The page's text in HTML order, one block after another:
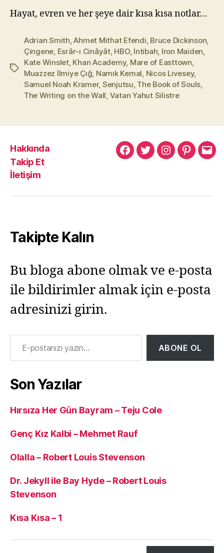
Hayat, evren ve her şeye dair kısa kısa notlar…
Etiketler
Adrian Smith,Ahmet Mithat Efendi, Bruce Dickinson,
Çingene, Esrâr-ı Cinâyât, HBO, İntibah, Iron Maiden,
Kate Winslet, Khan Academy, Mare of Easttown,
Muazzez İlmiye Çığ, Namık Kemal, Nicos Livesey,
Samuel Noah Kramer, Senjutsu, The Book of Souls,
The Writing on the Wall, Vatan Yahut Silistre
Hakkında
Takip Et
İletişim
MuratMuratMuratPinterest
Takipte Kalın
Bu bloga abone olmak ve e-posta
ile bildirimler almak için e-posta
adresinizi girin.
E-postanızı yazın…
ABONE OL
Son Yazılar
Hırsıza Her Gün Bayram – Teju Cole
Genç Kız Kalbi – Mehmet Rauf
Olalla – Robert Louis Stevenson
Dr. Jekyll ile Bay Hyde – Robert Louis
Stevenson
Kısa Kısa – 1